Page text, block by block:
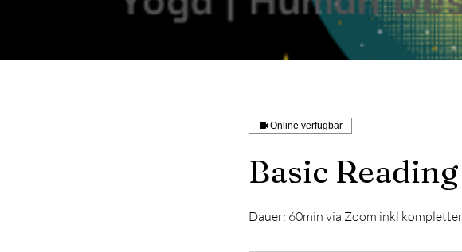
Online verfügbar
Basic
Dauer: 60min via Zoom inkl